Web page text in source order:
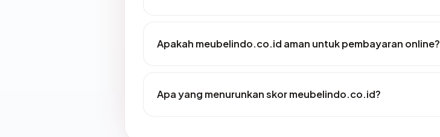
Apakah meubelindo.co.id aman untuk pembayaran online?
Apa yang menurunkan skor meubelindo.co.id?